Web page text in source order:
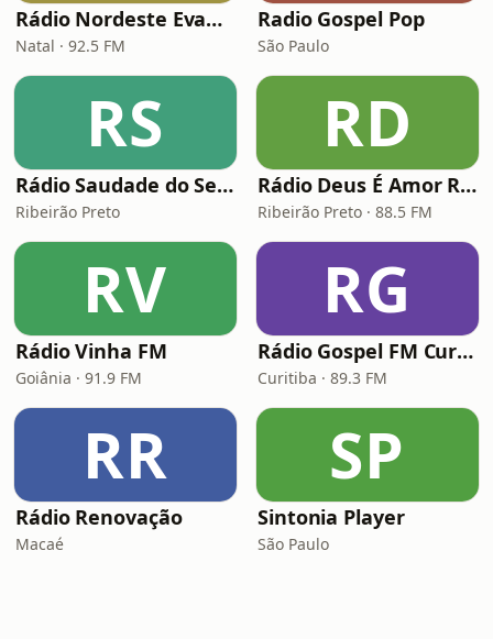
Rádio Nordeste Evangélica
Natal · 92.5 FM
Radio Gospel Pop
São Paulo
RS
Rádio Saudade do Sertão
Ribeirão Preto
RD
Rádio Deus É Amor Ribeirão Preto
Ribeirão Preto · 88.5 FM
RV
Rádio Vinha FM
Goiânia · 91.9 FM
RG
Rádio Gospel FM Curitiba
Curitiba · 89.3 FM
RR
Rádio Renovação
Macaé
SP
Sintonia Player
São Paulo